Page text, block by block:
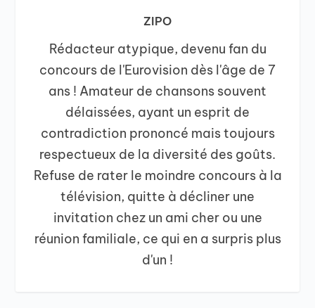
ZIPO
Rédacteur atypique, devenu fan du
concours de l'Eurovision dès l'âge de 7
ans ! Amateur de chansons souvent
délaissées, ayant un esprit de
contradiction prononcé mais toujours
respectueux de la diversité des goûts.
Refuse de rater le moindre concours à la
télévision, quitte à décliner une
invitation chez un ami cher ou une
réunion familiale, ce qui en a surpris plus
d'un !